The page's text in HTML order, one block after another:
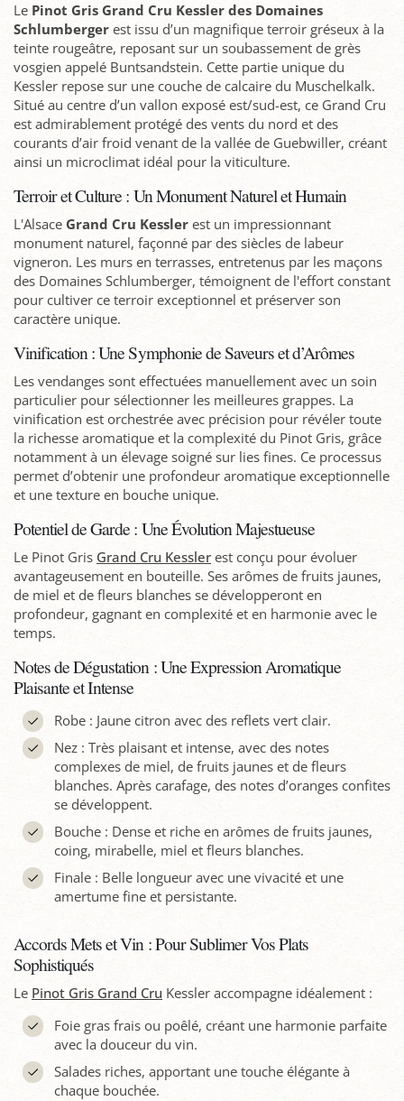
Le Pinot Gris Grand Cru Kessler des Domaines
Schlumberger est issu d’un magnifique terroir gréseux à la
teinte rougeâtre, reposant sur un soubassement de grès
vosgien appelé Buntsandstein. Cette partie unique du
Kessler repose sur une couche de calcaire du Muschelkalk.
Situé au centre d’un vallon exposé est/sud-est, ce Grand Cru
est admirablement protégé des vents du nord et des
courants d’air froid venant de la vallée de Guebwiller, créant
ainsi un microclimat idéal pour la viticulture.
Terroir et Culture : Un Monument Naturel et Humain
L'Alsace Grand Cru Kessler est un impressionnant
monument naturel, façonné par des siècles de labeur
vigneron. Les murs en terrasses, entretenus par les maçons
des Domaines Schlumberger, témoignent de l'effort constant
pour cultiver ce terroir exceptionnel et préserver son
caractère unique.
Vinification : Une Symphonie de Saveurs et d’Arômes
Les vendanges sont effectuées manuellement avec un soin
particulier pour sélectionner les meilleures grappes. La
vinification est orchestrée avec précision pour révéler toute
la richesse aromatique et la complexité du Pinot Gris, grâce
notamment à un élevage soigné sur lies fines. Ce processus
permet d’obtenir une profondeur aromatique exceptionnelle
et une texture en bouche unique.
Potentiel de Garde : Une Évolution Majestueuse
Le Pinot Gris Grand Cru Kessler est conçu pour évoluer
avantageusement en bouteille. Ses arômes de fruits jaunes,
de miel et de fleurs blanches se développeront en
profondeur, gagnant en complexité et en harmonie avec le
temps.
Notes de Dégustation : Une Expression Aromatique
Plaisante et Intense
Robe : Jaune citron avec des reflets vert clair.
Nez : Très plaisant et intense, avec des notes
complexes de miel, de fruits jaunes et de fleurs
blanches. Après carafage, des notes d’oranges confites
se développent.
Bouche : Dense et riche en arômes de fruits jaunes,
coing, mirabelle, miel et fleurs blanches.
Finale : Belle longueur avec une vivacité et une
amertume fine et persistante.
Accords Mets et Vin : Pour Sublimer Vos Plats
Sophistiqués
Le Pinot Gris Grand Cru Kessler accompagne idéalement :
Foie gras frais ou poêlé, créant une harmonie parfaite
avec la douceur du vin.
Salades riches, apportant une touche élégante à
chaque bouchée.